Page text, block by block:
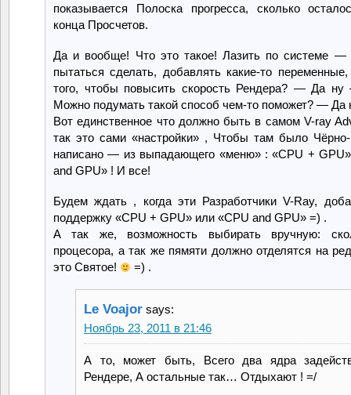
показывается Полоска прогресса, сколько
конца Просчетов.
Да и вообще! Что это такое! Лазить по системе —
пытаться сделать, добавлять какие-то
того, чтобы повысить скорость Рендера? — Да
Можно подумать такой способ чем-то поможет? — Да
Вот единственное что должно быть в самом V-ray
так это сами «настройки» , Чтобы там было
написано — из выпадающего «меню» : «CPU +
and GPU» ! И все!
Будем ждать , когда эти Разработчики V-Ray,
поддержку «CPU + GPU» или «CPU and GPU» =) .
А так же, возможность выбирать вручную:
процесора, а так же пямяти должно отделятся на
это Святое!
=) .
Le Voajor says:
Ноябрь 23, 2011 в 21:46
А то, может быть, Всего два ядра
Рендере, А остальные так… Отдыхают ! =/